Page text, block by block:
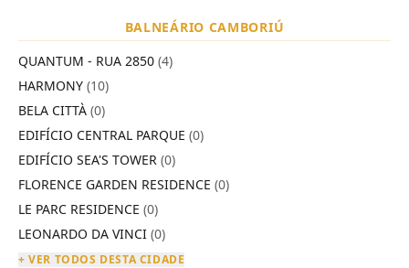
BALNEÁRIO CAMBORIÚ
QUANTUM - RUA 2850 (4)
HARMONY (10)
BELA CITTÀ (0)
EDIFÍCIO CENTRAL PARQUE (0)
EDIFÍCIO SEA'S TOWER (0)
FLORENCE GARDEN RESIDENCE (0)
LE PARC RESIDENCE (0)
LEONARDO DA VINCI (0)
+ VER TODOS DESTA CIDADE